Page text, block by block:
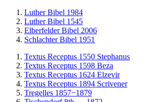
Luther Bibel 1984
Luther Bibel 1545
Elberfelder Bibel 2006
Schlachter Bibel 1951
Textus Receptus 1550 Stephanus
Textus Receptus 1598 Beza
Textus Receptus 1624 Elzevir
Textus Receptus 1894 Scrivener
Tregelles 1857−1879